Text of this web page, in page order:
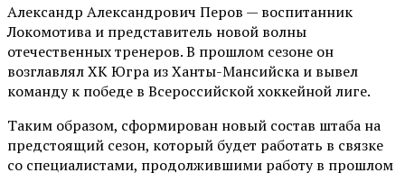
Александр Александрович Перов — воспитанник
Локомотива и представитель новой волны
отечественных тренеров. В прошлом сезоне он
возглавлял ХК Югра из Ханты-Мансийска и вывел
команду к победе в Всероссийской хоккейной лиге.
Таким образом, сформирован новый состав штаба на
предстоящий сезон, который будет работать в связке
со специалистами, продолжившими работу в прошлом